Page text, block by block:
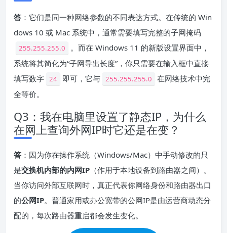
答 ：它们是同一种网络参数的不同表达方式。在传统的 Win
dows 10 或 Mac 系统中，通常需要填写完整的子网掩码
255.255.255.0
。而在 Windows 11 的新版设置界面中，
系统将其简化为“子网导出长度”，你只需要在输入框中直接
填写数字 24 即可，它与 255.255.255.0
在网络技术中完
全等价。
Q3：我在电脑里设置了静态IP，为什么
在网上查询外网IP时它还是在变？
答 ：因为你在操作系统（Windows/Mac）中手动修改的只
是交换机内部的内网IP （作用于本地设备到路由器之间）。
当你访问外部互联网时，真正代表你网络身份和路由器出口
的公网IP。普通家用或办公宽带的公网IP是由运营商动态分
配的，每次路由器重启都会发生变化。